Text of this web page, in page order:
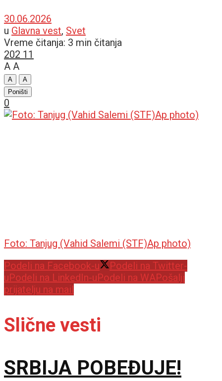
30.06.2026
u Glavna vest, Svet
Vreme čitanja: 3 min čitanja
202 11
A A
A
A
Poništi
0
Foto: Tanjug (Vahid Salemi (STF)Ap photo)
Podeli na Facebook-u
Podeli na Twitter-
uPodeli na LinkedIn-uPodeli na WAPošalji
prijatelju na mail
Slične vesti
SRBIJA POBEĐUJE!